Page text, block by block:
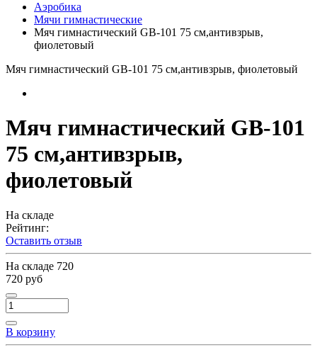
Аэробика
Мячи гимнастические
Мяч гимнастический GB-101 75 см,антивзрыв,
фиолетовый
Мяч гимнастический GB-101 75 см,антивзрыв, фиолетовый
Мяч гимнастический GB-101
75 см,антивзрыв,
фиолетовый
На складе
Рейтинг:
Оставить отзыв
На складе 720
720 руб
В корзину